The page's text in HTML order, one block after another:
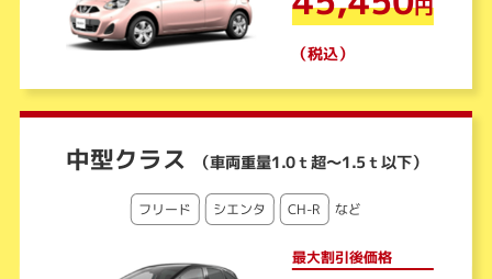
円
（税込）
中型クラス （車両重量1.0ｔ超～1.5ｔ以下）
フリード シエンタ CH-R など
最大割引後価格